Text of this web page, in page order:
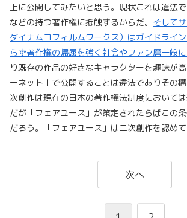
上に公開してみたいと思う。現状これは違法
などの持つ著作権に抵触するからだ。 そして
ダイナムコフィルムワークス）はガイドライ
らず著作権の帰属を強く社会やファン層一般に
り既存の作品の好きなキャラクターを趣味が
ーネット上で公開することは違法でありその
次創作は現在の日本の著作権法制度においては
だが「フェアユース」が策定されたらばこの
だろう。「フェアユース」は二次創作を認めて
次へ